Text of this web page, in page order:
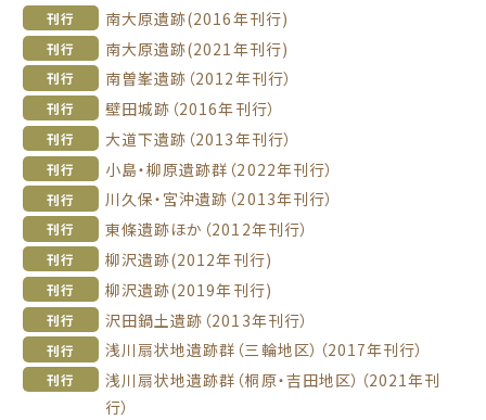
刊行 南大原遺跡(2016年刊行)
刊行 南大原遺跡(2021年刊行)
刊行 南曽峯遺跡（2012年刊行）
刊行 壁田城跡（2016年刊行）
刊行 大道下遺跡（2013年刊行）
刊行 小島・柳原遺跡群（2022年刊行）
刊行 川久保・宮沖遺跡（2013年刊行）
刊行 東條遺跡ほか（2012年刊行）
刊行 柳沢遺跡(2012年刊行)
刊行 柳沢遺跡(2019年刊行)
刊行 沢田鍋土遺跡（2013年刊行）
刊行 浅川扇状地遺跡群（三輪地区）（2017年刊行）
刊行
浅川扇状地遺跡群（桐原・吉田地区）（2021年刊
行）